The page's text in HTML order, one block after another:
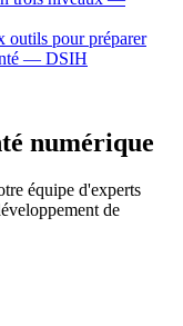
outils pour préparer
— DSIH
numérique
équipe d'experts
de